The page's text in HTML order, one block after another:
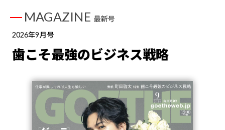
MAGAZINE 最新号
2026年9月号
歯こそ最強のビジネス戦略